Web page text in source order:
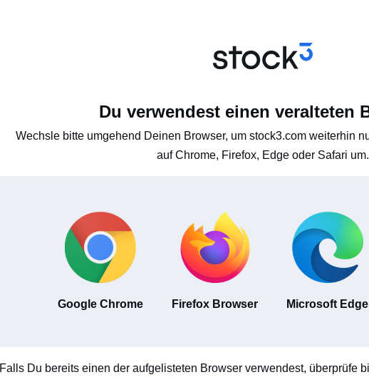
Du verwendest einen veralteten
Wechsle bitte umgehend Deinen Browser, um stock3.com weiterhin
auf Chrome, Firefox, Edge oder Safari um.
Google Chrome Firefox Browser Microsoft Edge
Falls Du bereits einen der aufgelisteten Browser verwendest, überprüfe